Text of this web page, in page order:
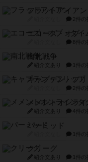
フラットアイアン
2件の
エコーズ・オブ・
8件の
南北戦争
紹介文あり 1件の
キャプテン・フ
2件の
メメントオンラ
紹介文あり 4件の
パーミッド
1件の
クリーグ
紹介文あり 1件の